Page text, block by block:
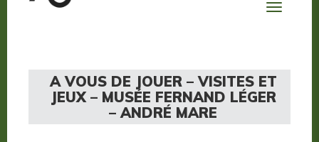
Toggle
A VOUS DE JOUER – VISITES ET
JEUX – MUSÉE FERNAND LÉGER
– ANDRÉ MARE